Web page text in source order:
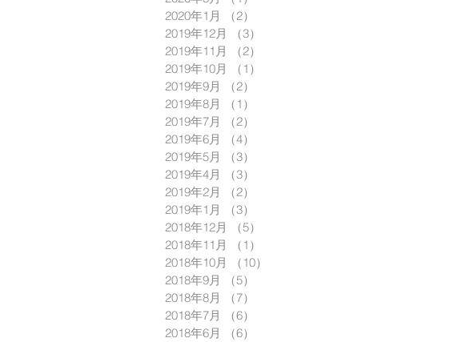
2020年1月
（2）
2019年12月
（3）
2019年11月
（2）
2019年10月
（1）
2019年9月
（2）
2019年8月
（1）
2019年7月
（2）
2019年6月
（4）
2019年5月
（3）
2019年4月
（3）
2019年2月
（2）
2019年1月
（3）
2018年12月
（5）
2018年11月
（1）
2018年10月
（10）
2018年9月
（5）
2018年8月
（7）
2018年7月
（6）
2018年6月
（6）